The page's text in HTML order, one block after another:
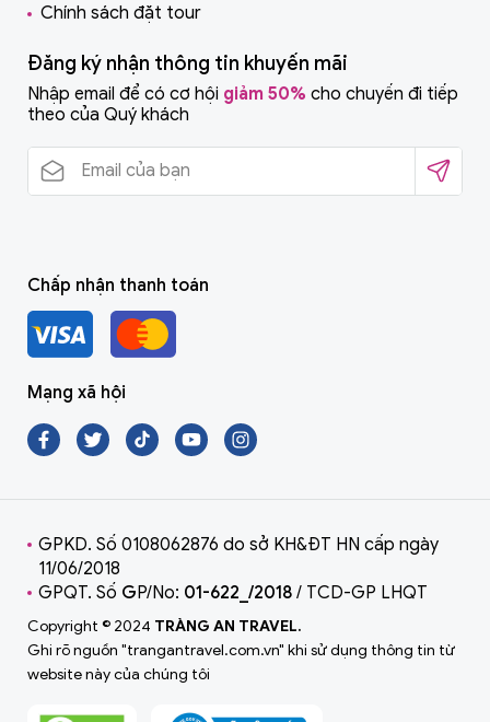
Chính sách đặt tour
Đăng ký nhận thông tin khuyến mãi
Nhập email để có cơ hội giảm 50% cho chuyến đi tiếp
theo của Quý khách
Chấp nhận thanh toán
Mạng xã hội
GPKD. Số 0108062876 do sở KH&ĐT HN cấp ngày
11/06/2018
GPQT. Số GP/No: 01-622_/2018 / TCD-GP LHQT
Copyright © 2024 TRÀNG AN TRAVEL.
Ghi rõ nguồn "trangantravel.com.vn" khi sử dụng thông tin từ
website này của chúng tôi